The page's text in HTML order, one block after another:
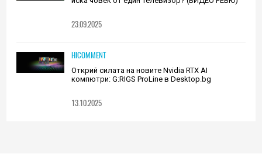
23.09.2025
HICOMMENT
Открий силата на новите Nvidia RTX AI
компютри: G:RIGS ProLine в Desktop.bg
13.10.2025